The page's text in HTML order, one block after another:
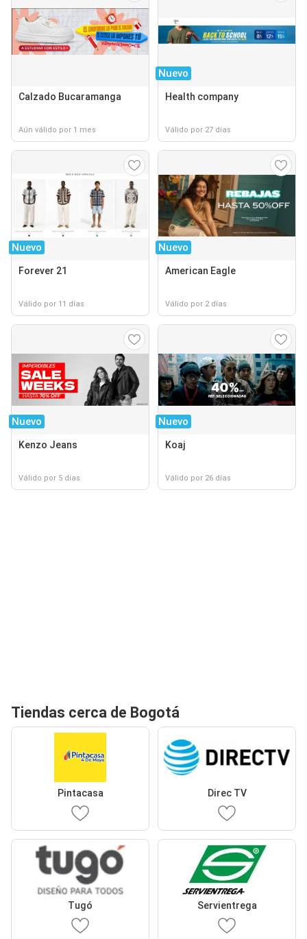
Calzado Bucaramanga
Aún válido por 1 mes
Nuevo
Health company
Válido por 27 días
Nuevo
Forever 21
Válido por 11 días
Nuevo
American Eagle
Válido por 2 días
Nuevo
Kenzo Jeans
Válido por 5 días
Nuevo
Koaj
Válido por 26 días
Tiendas cerca de Bogotá
Pintacasa Direc TV
Tugó Servientrega